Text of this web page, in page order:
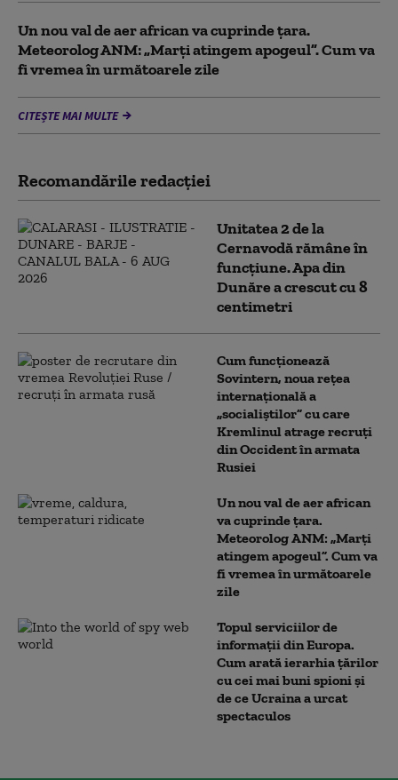
Un nou val de aer african va cuprinde țara.
Meteorolog ANM: „Marți atingem apogeul”. Cum va
fi vremea în următoarele zile
CITEȘTE MAI MULTE
Recomandările redacţiei
Unitatea 2 de la
Cernavodă rămâne în
funcțiune. Apa din
Dunăre a crescut cu 8
centimetri
Cum funcționează
Sovintern, noua rețea
internațională a
„socialiștilor” cu care
Kremlinul atrage recruți
din Occident în armata
Rusiei
Un nou val de aer african
va cuprinde țara.
Meteorolog ANM: „Marți
atingem apogeul”. Cum va
fi vremea în următoarele
zile
Topul serviciilor de
informații din Europa.
Cum arată ierarhia țărilor
cu cei mai buni spioni și
de ce Ucraina a urcat
spectaculos